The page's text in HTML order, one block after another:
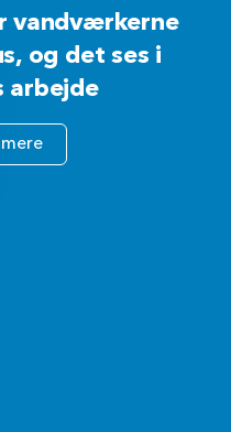
vandværkerne
og det ses i
arbejde